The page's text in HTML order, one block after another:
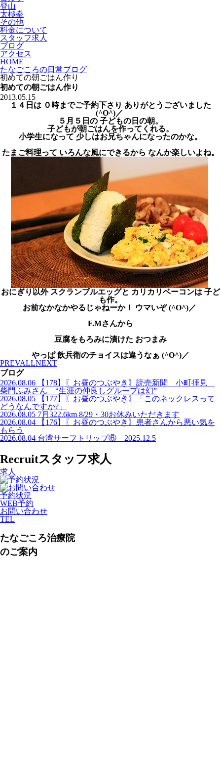
登山
太極拳
その他
料金について
スタッフ求人
ブログ
アクセス
HOME
たなごころの日常ブログ
初めての朝ごはん作り
初めての朝ごはん作り
2013.05.15
１４日は ０時までご予約下さり ありがとうございました
(^O^)／
５月５日の 子どもの日の朝。
子どもが朝ごはんを作ってくれる。
小学生になって 少しはお兄ちゃんになったのかな。
たまご料理って いろんな風にできるから なんか楽しいよね。
おにぎり以外 スクランブルエッグと カリカリベーコンは 子ど
も作。
お前なかなかやるじゃねーか！ ウマいぞ (^O^)／
F.Mさんから
豆腐をもろみに漬けた おつまみ
やっぱ 飲兵衛のチョイスは違うなぁ (^O^)／
PREVALLNEXT
ブログ
2026.08.06
【178】〖お昼のつぶやき〗読売新聞 小町拝見
柴門ふみさん “生涯の仲良しグループは幻”
2026.08.05
【177】〖お昼のつぶやき〗「このネックレスって
どうなんですか?」
2026.08.05 7月322.6km 8/29・30お休みいただきます
2026.08.04
【176】〖お昼のつぶやき〗患者さんから悪い気を
もらう
2026.08.04 台湾サーフトリップ⑥ 2025.12.5
Recruitスタッフ求人
求人
予約状況
WEB予約
お問い合わせ
TEL
たなごころ治療院
のご案内